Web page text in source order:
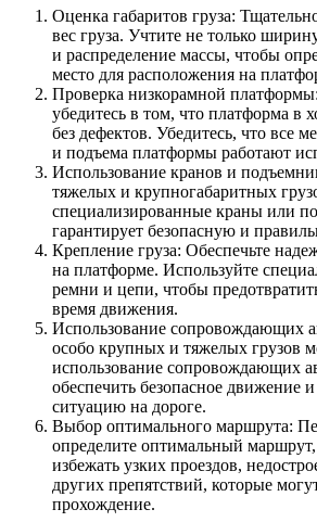
Оценка габаритов груза:
вес груза. Учтите не только
и распределение массы, чтобы
место для расположения на
Проверка низкорамной
убедитесь в том, что платформа в
без дефектов. Убедитесь, что все
и подъема платформы работают
Использование кранов и
тяжелых и крупногабаритных
специализированные краны или
гарантирует безопасную и
Крепление груза: Обеспечьте
на платформе. Используйте
ремни и цепи, чтобы
время движения.
Использование сопровождающих
особо крупных и тяжелых грузов
использование сопровождающих
обеспечить безопасное движение
ситуацию на дороге.
Выбор оптимального маршрута:
определите оптимальный
избежать узких проездов,
других препятствий, которые
прохождение.